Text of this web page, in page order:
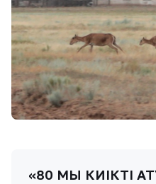
«80 МЫҢ КИІКТІ